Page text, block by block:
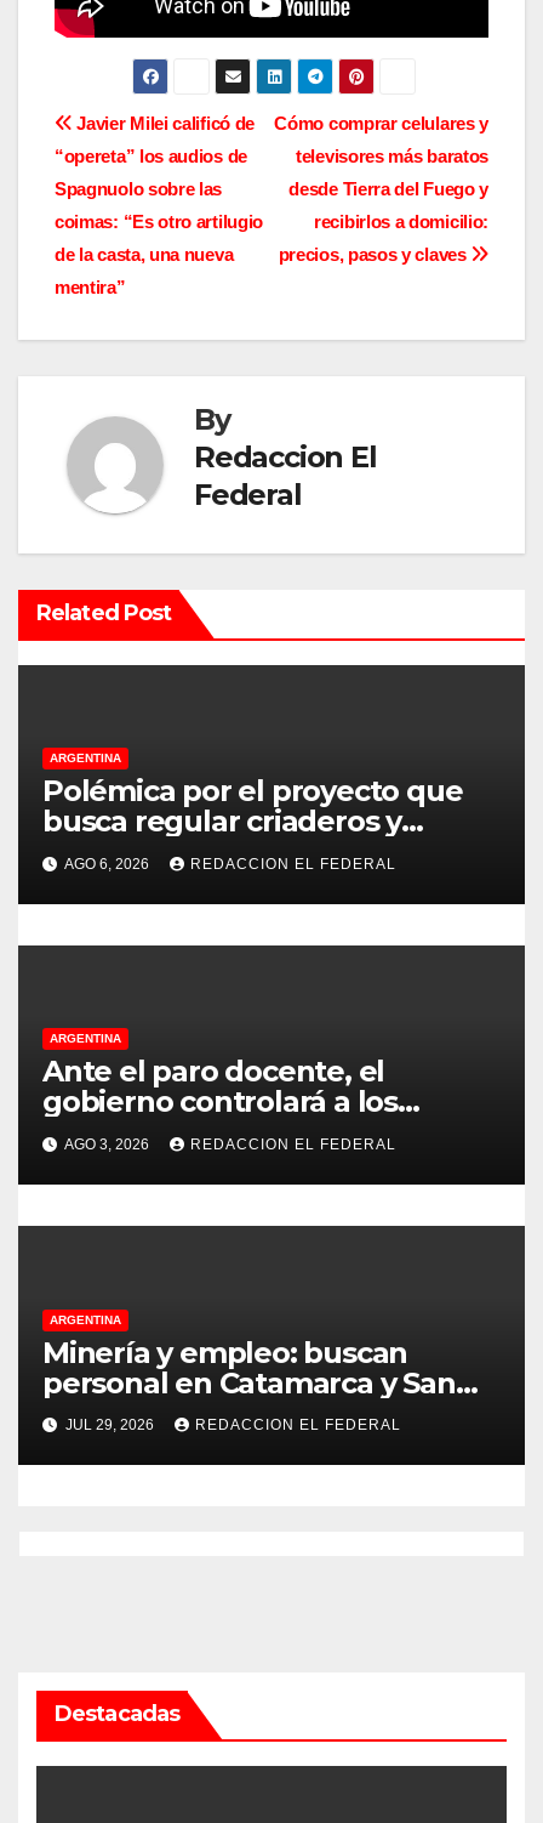
N
a
v
e
g
c
n
d
e
n
t
r
a
s
Cómo comprar celulares y
televisores más baratos
desde Tierra del Fuego y
recibirlos a domicilio:
precios, pasos y claves
Javier Milei calificó de
“opereta” los audios de
Spagnuolo sobre las
coimas: “Es otro artilugio
de la casta, una nueva
mentira”
By
Redaccion El
Federal
Related Post
ARGENTINA
Polémica por el proyecto que
busca regular criaderos y
refugios de perros y gatos:
denuncian excesos, mientras
proteccionistas reclaman
controles más duros
AGO 6, 2026 REDACCION EL FEDERAL
ARGENTINA
Ante el paro docente, el
gobierno controlará a los
colegios para que cumplan el
75% de cobertura presencial
AGO 3, 2026 REDACCION EL FEDERAL
ARGENTINA
Minería y empleo: buscan
personal en Catamarca y San
Juan para distintos puestos
JUL 29, 2026 REDACCION EL FEDERAL
Destacadas